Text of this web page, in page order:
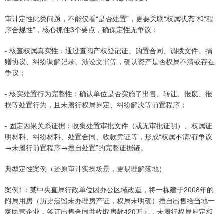
审计定性此类问题，不能仅看“是否处置”，更要关联“权属状态”和“程
序合规性”，核心抓住3个要点，确保定性无争议：
- 核查权属真实性：通过查阅产权登记证、购置合同、调拨文件、捐
赠协议、纠纷调解记录、涉讼文书等，确认资产是否权属不清或存在
争议；
- 核实处置行为完整性：确认单位是否实施了出售、转让、报废、报
损等处置行为，且未履行权属界定、纠纷解决等前置程序；
- 固定因果关系证据：收集处置审批文件（或无审批证明）、权属证
明材料、纠纷材料、处置合同、收款凭证等，形成“权属不清/有争议
→未履行前置程序→擅自处置”的完整证据链。
典型定性案例（还原审计实操场景，更易理解落地）
案例1：某中央直属行政单位因办公区域改造，将一栋建于2008年的
附属用房（历史遗留未办理房产证，权属未明确）擅自出售给当地一
家民营企业，签订出售合同并收取房款420万元，未履行权属界定和